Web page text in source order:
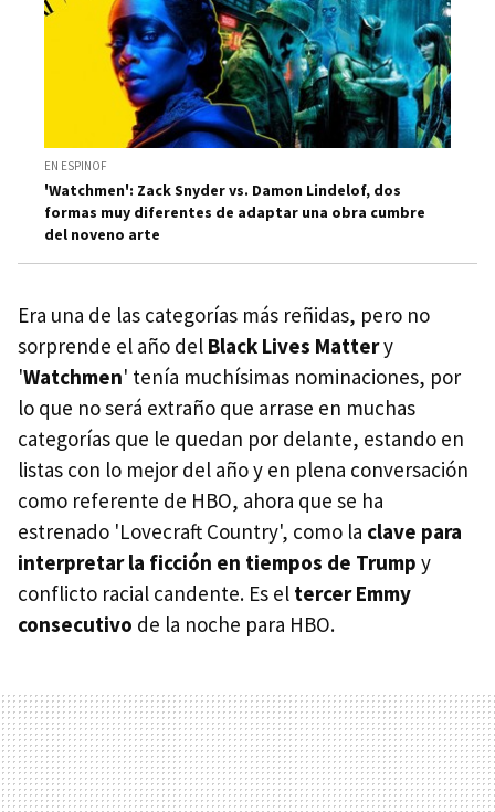
EN ESPINOF
'Watchmen': Zack Snyder vs. Damon Lindelof, dos
formas muy diferentes de adaptar una obra cumbre
del noveno arte
Era una de las categorías más reñidas, pero no
sorprende el año del Black Lives Mattery
'Watchmen' tenía muchísimas nominaciones, por
lo que no será extraño que arrase en muchas
categorías que le quedan por delante, estando en
listas con lo mejor del año y en plena conversación
como referente de HBO, ahora que se ha
estrenado 'Lovecraft Country', como la clave para
interpretar la ficción en tiempos de Trump y
conflicto racial candente. Es el tercer Emmy
consecutivo de la noche para HBO.